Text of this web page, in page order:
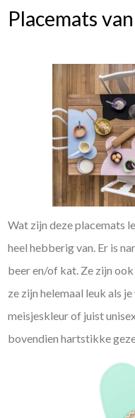
Placemats
Wat zijn deze placemats
heel hebberig van. Er is
beer en/of kat. Ze zijn
ze zijn helemaal leuk als
meisjeskleur of juist
bovendien hartstikke